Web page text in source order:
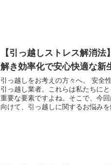
【引っ越しストレス解消
解き効率化で安心快適な新
引っ越しをお考えの方々へ。 安全
引っ越し業者。これらは私たちに
重要な要素ですよね。そこで、今
向けて、引っ越しに関するお悩みを